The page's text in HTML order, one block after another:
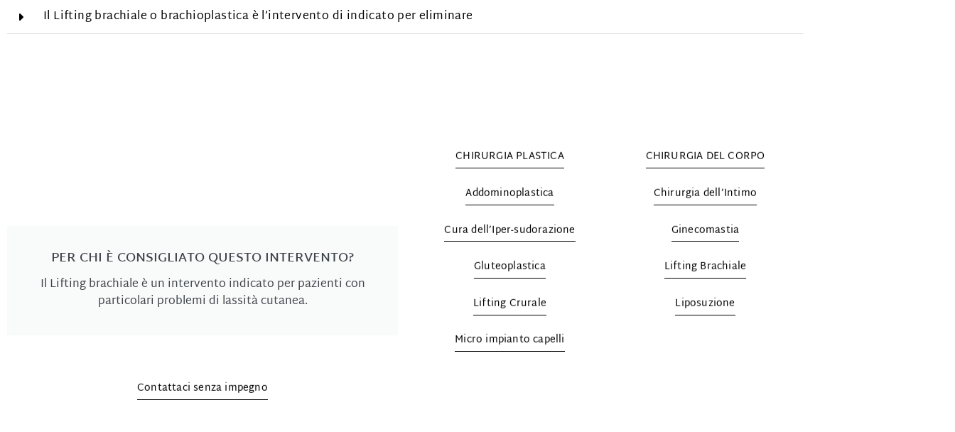
Il Lifting brachiale o brachioplastica è l’intervento di indicato per eliminare
PER CHI È CONSIGLIATO QUESTO INTERVENTO?
Il Lifting brachiale è un intervento indicato per pazienti con
particolari problemi di lassità cutanea.
Contattaci senza impegno
CHIRURGIA PLASTICA CHIRURGIA DEL CORPO
Addominoplastica Chirurgia dell’Intimo
Cura dell’Iper-sudorazione Ginecomastia
Gluteoplastica Lifting Brachiale
Lifting Crurale Liposuzione
Micro impianto capelli